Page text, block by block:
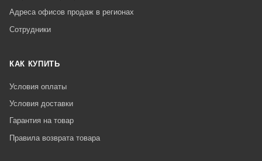
Адреса офисов продаж в регионах
Сотрудники
КАК КУПИТЬ
Условия оплаты
Условия доставки
Гарантия на товар
Правила возврата товара